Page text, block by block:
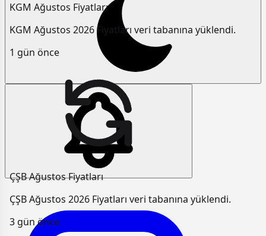
KGM Ağustos Fiyatları
KGM Ağustos 2026 Fiyatları veri tabanına yüklendi.
1 gün önce
ÇŞB Ağustos Fiyatları
ÇŞB Ağustos 2026 Fiyatları veri tabanına yüklendi.
3 gün önce